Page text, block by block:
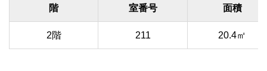
階 室番号 面積
2階 211 20.4㎡